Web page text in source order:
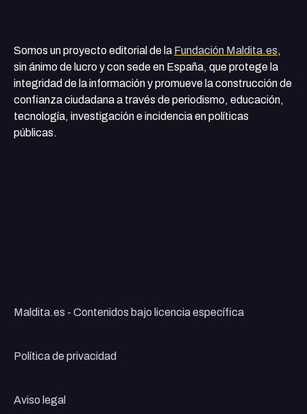
Somos un proyecto editorial de la Fundación Maldita.es,
sin ánimo de lucro y con sede en España, que protege la
integridad de la información y promueve la construcción de
confianza ciudadana a través de periodismo, educación,
tecnología, investigación e incidencia en políticas
públicas.
Maldita.es - Contenidos bajo licencia específica
Política de privacidad
Aviso legal